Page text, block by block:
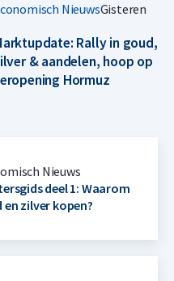
NieuwsGisteren
Rally in goud,
& aandelen, hoop op
Hormuz
Nieuws
deel 1: Waarom
en zilver kopen?